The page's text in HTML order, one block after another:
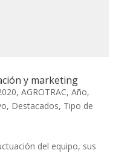
y marketing
, AGROTRAC, Año,
, Destacados, Tipo de
del equipo, sus